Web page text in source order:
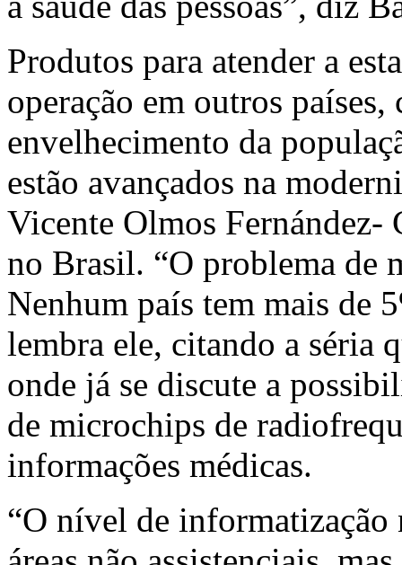
Produtos para atender a
operação em outros
envelhecimento da
estão avançados na
Vicente Olmos Fernández-
no Brasil. “O problema de
Nenhum país tem mais de
lembra ele, citando a séria
onde já se discute a
de microchips de
informações médicas.
“O nível de